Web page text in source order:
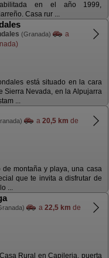
en el año 1999,
Casa rur ...
(Granada)
a
está situado en la cara
Sierra Nevada, en la Alpujarra
...
a 20,5 km de
montaña y playa, una casa
que te invita a disfrutar de
...
a 22,5 km de
Rural en Capileria, puerta